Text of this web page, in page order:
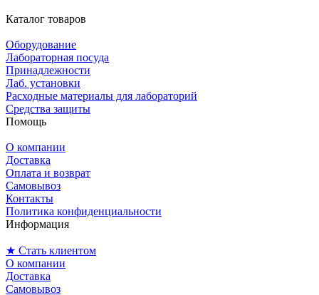
Каталог товаров
Оборудование
Лабораторная посуда
Принадлежности
Лаб. установки
Расходные материалы для лабораторий
Средства защиты
Помощь
О компании
Доставка
Оплата и возврат
Самовывоз
Контакты
Политика конфиденциальности
Информация
★ Стать клиентом
О компании
Доставка
Самовывоз